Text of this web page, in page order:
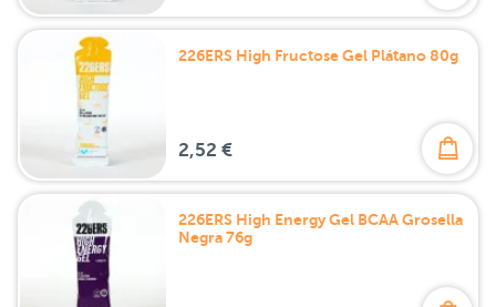
226ERS High Fructose Gel Plátano 80g
2,52 €
226ERS High Energy Gel BCAA Grosella
Negra 76g